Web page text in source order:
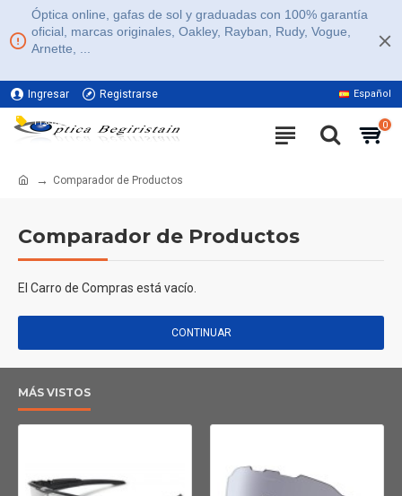
Óptica online, gafas de sol y graduadas con 100% garantía
oficial, marcas originales, Oakley, Rayban, Rudy, Vogue,
Arnette, ...
Ingresar Registrarse
11% DE DESCUENTO EN TODA LA WEB
Español
0
Comparador de Productos
Comparador de Productos
El Carro de Compras está vacío.
CONTINUAR
MÁS VISTOS